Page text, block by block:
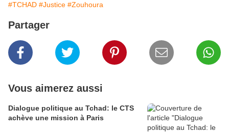
#TCHAD #Justice #Zouhoura
Partager
Vous aimerez aussi
Dialogue politique au Tchad: le CTS
achève une mission à Paris